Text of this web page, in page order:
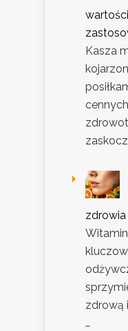
Kasza
zdrowia
zdrową
…